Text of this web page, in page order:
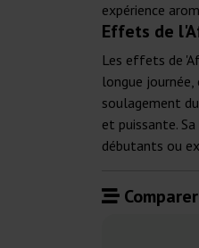
expérience
Effets de
Les effets de
longue
soulagement
et puissante.
débutants ou